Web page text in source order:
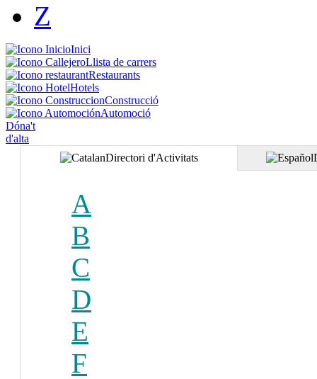
Z
Inici
Llista de carrers
Restaurants
Hotels
Construcció
Automoció
Dóna't
d'alta
Directori d'Activitats
A
B
C
D
E
F